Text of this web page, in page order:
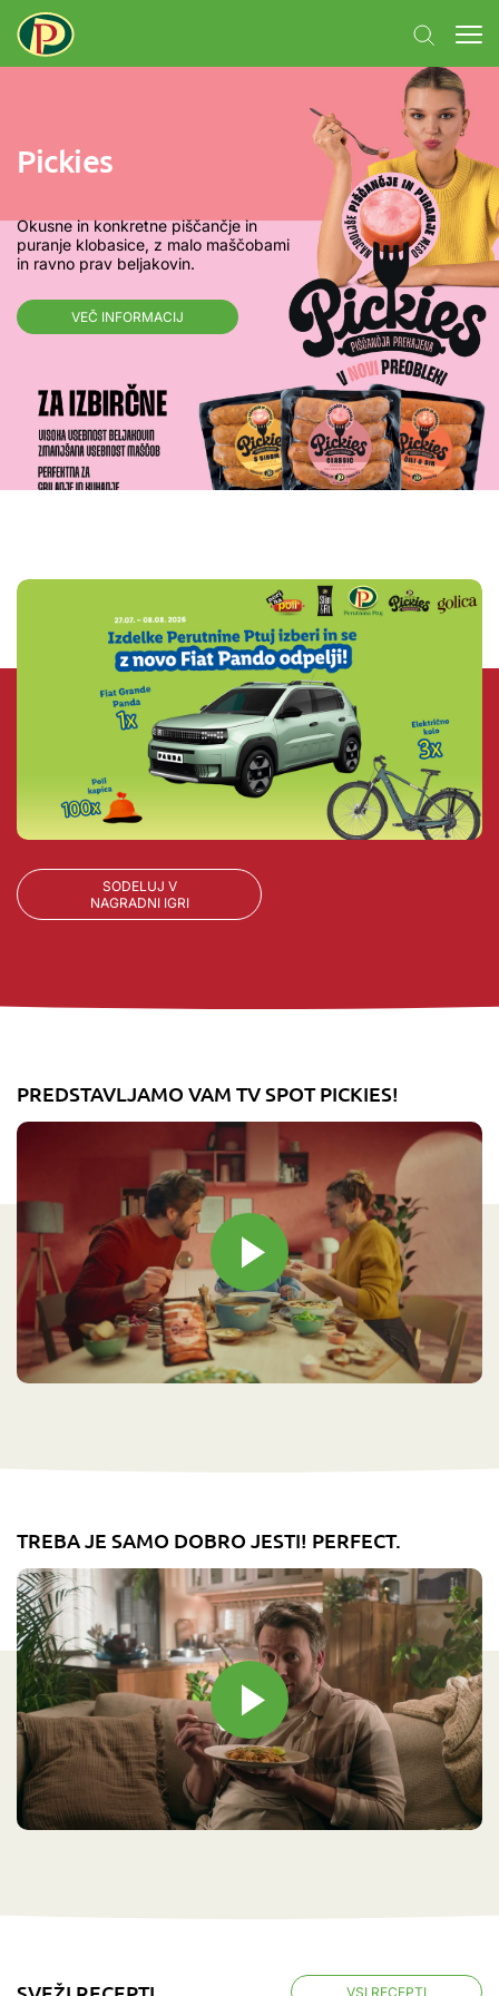
Pickies
Okusne in konkretne piščančje in
puranje klobasice, z malo maščobami
in ravno prav beljakovin.
VEČ INFORMACIJ
SODELUJ V
NAGRADNI IGRI
PREDSTAVLJAMO VAM TV SPOT PICKIES!
TREBA JE SAMO DOBRO JESTI! PERFECT.
VSI RECEPTI